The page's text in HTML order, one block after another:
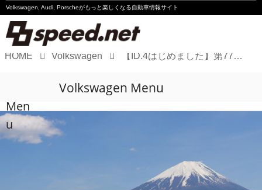
Volkswagen, Audi, Porscheがもっと楽しくなる自動車情報サイト
Audi
Motorsport
Essay
HOME Volkswagen 【ID.4はじめました】第77回 魅力を再確認した1カ月でした！
Men
u
Volkswagen Menu